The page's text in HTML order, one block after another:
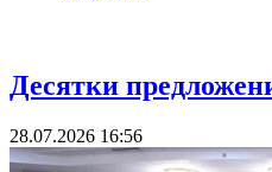
Десятки
28.07.2026 16:56